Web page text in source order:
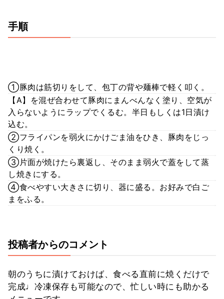
手順
①豚肉は筋切りをして、包丁の背や麺棒で軽く叩く。
【A】を混ぜ合わせて豚肉にまんべんなく塗り、空気が
入らないようにラップでくるむ。半日もしくは1日漬け
込む。
②フライパンを弱火にかけごま油をひき、豚肉をじっ
くり焼く。
③片面が焼けたら裏返し、そのまま弱火で蓋をして蒸
し焼きにする。
④食べやすい大きさに切り、器に盛る。お好みで白ご
まをふる。
投稿者からのコメント
朝のうちに漬けておけば、食べる直前に焼くだけで
完成♩冷凍保存も可能なので、忙しい時にも助かる